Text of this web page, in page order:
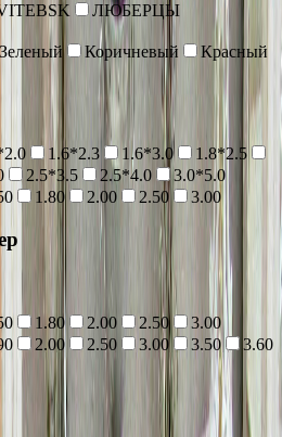
ЛЮБЕРЦЫ
Зеленый Коричневый
Красный
1.6*2.3 1.6*3.0
1.8*2.5
2.5*3.5 2.5*4.0
3.0*5.0
1.80 2.00 2.50 3.00
1.80 2.00 2.50
3.00
2.00 2.50 3.00 3.50
3.60